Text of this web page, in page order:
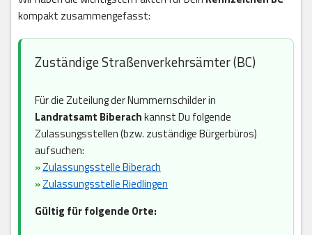
kompakt zusammengefasst:
Zuständige Straßenverkehrsämter (BC)
Für die Zuteilung der Nummernschilder in
Landratsamt Biberachkannst Du folgende
Zulassungsstellen (bzw. zuständige Bürgerbüros)
aufsuchen:
»Zulassungsstelle Biberach
»Zulassungsstelle Riedlingen
Gültig für folgende Orte: